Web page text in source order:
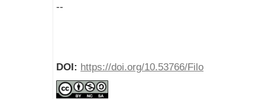
--
DOI: https://doi.org/10.53766/Filo